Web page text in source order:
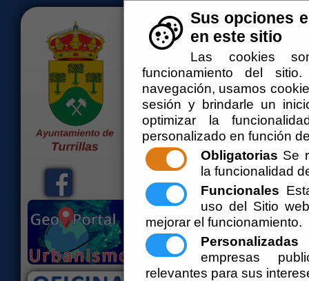
Sus opciones
en este sitio
Las cookies
funcionamiento del
navegación, usamos
sesión y brindarle un
optimizar la
personalizado en función
Obligatorias Se
la funcionalidad
Funcionales
uso del Sitio
mejorar el funcionamiento.
Personalizadas
empresas
relevantes para sus
El Ayuntamiento
Bienvenidos a la web del Ayuntamiento